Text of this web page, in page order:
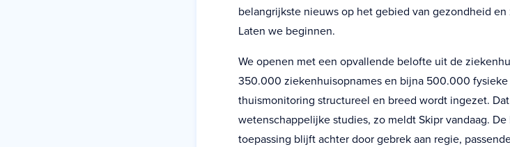
belangrijkste nieuws op het gebied van gezondheid
Laten we beginnen.
We openen met een opvallende belofte uit de
350.000 ziekenhuisopnames en bijna 500.000
thuismonitoring structureel en breed wordt ingezet.
wetenschappelijke studies, zo meldt Skipr vandaag.
toepassing blijft achter door gebrek aan regie,